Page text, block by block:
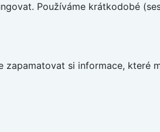
Používáme krátkodobé
si informace,